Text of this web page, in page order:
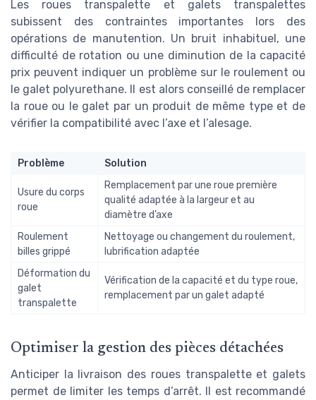
Les roues transpalette et galets transpalettes
subissent des contraintes importantes lors des
opérations de manutention. Un bruit inhabituel, une
difficulté de rotation ou une diminution de la capacité
prix peuvent indiquer un problème sur le roulement ou
le galet polyurethane. Il est alors conseillé de remplacer
la roue ou le galet par un produit de même type et de
vérifier la compatibilité avec l’axe et l’alesage.
Problème Solution
Usure du corps
roue
Remplacement par une roue première
qualité adaptée à la largeur et au
diamètre d’axe
Roulement
billes grippé
Nettoyage ou changement du roulement,
lubrification adaptée
Déformation du
galet
transpalette
Vérification de la capacité et du type roue,
remplacement par un galet adapté
Optimiser la gestion des pièces détachées
Anticiper la livraison des roues transpalette et galets
permet de limiter les temps d’arrêt. Il est recommandé